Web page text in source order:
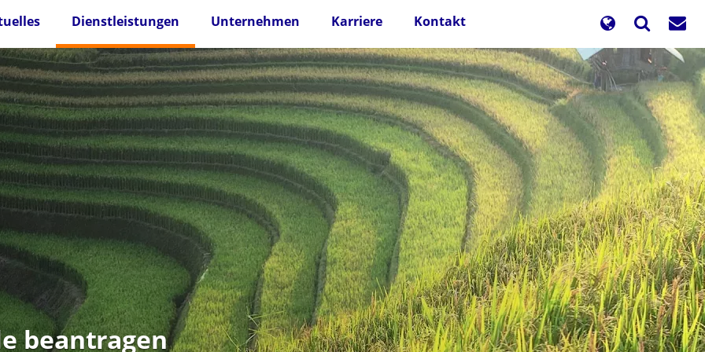
Dienstleistungen Unternehmen Karriere Kontakt
beantragen